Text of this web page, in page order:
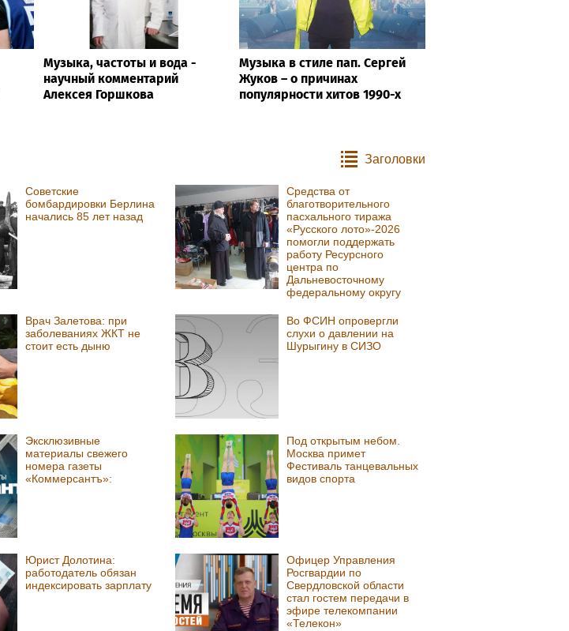
Музыка, частоты и вода -
научный комментарий
Алексея Горшкова
Музыка в стиле пап. Сергей
Жуков – о причинах
популярности хитов 1990-х
Заголовки
Советские
бомбардировки Берлина
начались 85 лет назад
Средства от
благотворительного
пасхального тиража
«Русского лото»-2026
помогли поддержать
работу Ресурсного
центра по
Дальневосточному
федеральному округу
Врач Залетова: при
заболеваниях ЖКТ не
стоит есть дыню
Во ФСИН опровергли
слухи о давлении на
Шурыгину в СИЗО
Эксклюзивные
материалы свежего
номера газеты
«Коммерсантъ»:
Под открытым небом.
Москва примет
Фестиваль танцевальных
видов спорта
Юрист Долотина:
работодатель обязан
индексировать зарплату
Офицер Управления
Росгвардии по
Свердловской области
стал гостем передачи в
эфире телекомпании
«Телекон»